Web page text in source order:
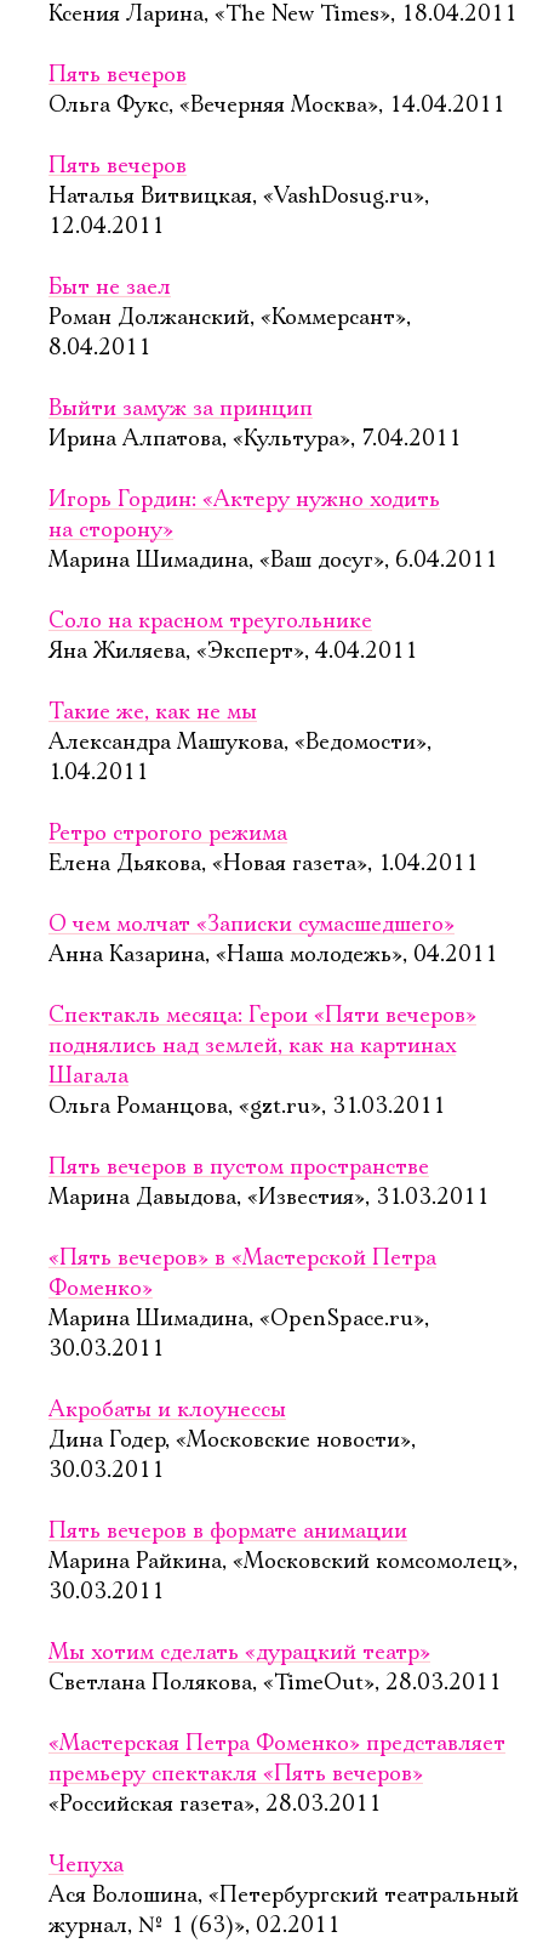
Ксения Ларина, «The New Times», 18.04.2011
Пять вечеров
Ольга Фукс, «Вечерняя Москва», 14.04.2011
Пять вечеров
Наталья Витвицкая, «VashDosug.ru»,
12.04.2011
Быт не заел
Роман Должанский, «Коммерсант»,
8.04.2011
Выйти замуж за принцип
Ирина Алпатова, «Культура», 7.04.2011
Игорь Гордин: «Актеру нужно ходить
на сторону»
Марина Шимадина, «Ваш досуг», 6.04.2011
Соло на красном треугольнике
Яна Жиляева, «Эксперт», 4.04.2011
Такие же, как не мы
Александра Машукова, «Ведомости»,
1.04.2011
Ретро строгого режима
Елена Дьякова, «Новая газета», 1.04.2011
О чем молчат «Записки сумасшедшего»
Анна Казарина, «Наша молодежь», 04.2011
Спектакль месяца: Герои «Пяти вечеров»
поднялись над землей, как на картинах
Шагала
Ольга Романцова, «gzt.ru», 31.03.2011
Пять вечеров в пустом пространстве
Марина Давыдова, «Известия», 31.03.2011
«Пять вечеров» в «Мастерской Петра
Фоменко»
Марина Шимадина, «OpenSpace.ru»,
30.03.2011
Акробаты и клоунессы
Дина Годер, «Московские новости»,
30.03.2011
Пять вечеров в формате анимации
Марина Райкина, «Московский комсомолец»,
30.03.2011
Мы хотим сделать «дурацкий театр»
Светлана Полякова, «TimeOut», 28.03.2011
«Мастерская Петра Фоменко» представляет
премьеру спектакля «Пять вечеров»
«Российская газета», 28.03.2011
Чепуха
Ася Волошина, «Петербургский театральный
журнал, № 1 (63)», 02.2011